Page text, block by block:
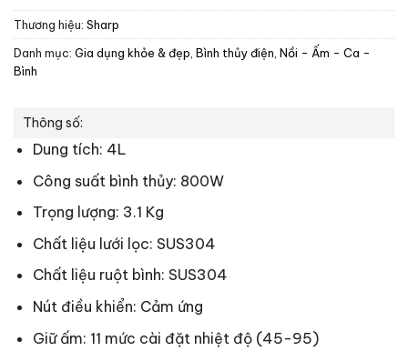
Thương hiệu: Sharp
Danh mục: Gia dụng khỏe & đẹp Bình thủy điện Nồi - Ấm - Ca -
Bình
Thông số:
Dung tích: 4L
Công suất bình thủy: 800W
Trọng lượng: 3.1 Kg
Chất liệu lưới lọc: SUS304
Chất liệu ruột bình: SUS304
Nút điều khiển: Cảm ứng
Giữ ấm: 11 mức cài đặt nhiệt độ (45-95)